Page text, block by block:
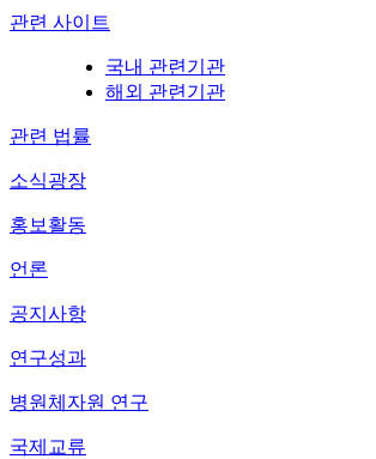
관련 사이트
국내 관련기관
해외 관련기관
관련 법률
소식광장
홍보활동
언론
공지사항
연구성과
병원체자원 연구
국제교류